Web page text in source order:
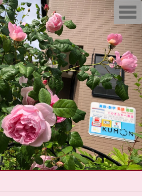
T
o
g
g
l
e
n
a
v
i
g
a
t
i
o
n